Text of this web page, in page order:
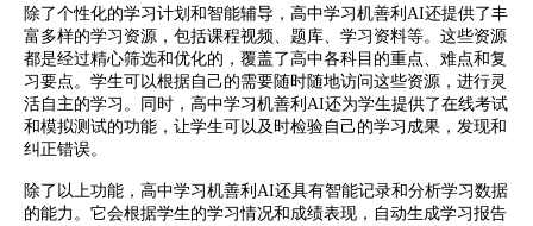
除了个性化的学习计划和智能辅导，高中学习机善利AI还提供了丰
富多样的学习资源，包括课程视频、题库、学习资料等。这些资源
都是经过精心筛选和优化的，覆盖了高中各科目的重点、难点和复
习要点。学生可以根据自己的需要随时随地访问这些资源，进行灵
活自主的学习。同时，高中学习机善利AI还为学生提供了在线考试
和模拟测试的功能，让学生可以及时检验自己的学习成果，发现和
纠正错误。
除了以上功能，高中学习机善利AI还具有智能记录和分析学习数据
的能力。它会根据学生的学习情况和成绩表现，自动生成学习报告